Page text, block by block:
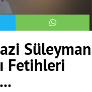
Süleyman
Fetihleri